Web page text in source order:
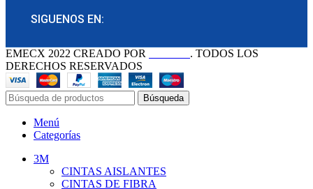
SIGUENOS EN:
EMECX 2022 CREADO POR
. TODOS LOS
DERECHOS RESERVADOS
Búsqueda
Menú
Categorías
3M
CINTAS AISLANTES
CINTAS DE FIBRA